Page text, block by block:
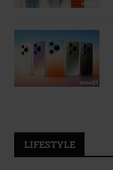
LIFESTYLE